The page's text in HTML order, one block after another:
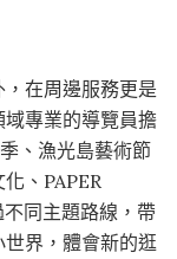
在周邊服務更是
專業的導覽員擔
、漁光島藝術節
、PAPER
同主題路線，帶
界，體會新的逛